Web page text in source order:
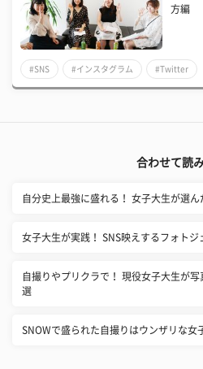
方編
#SNS #インスタグラム #Twitter
合わせて読
自分史上最強に盛れる！ 女子大生が選
女子大生が実践！ SNS映えするフォト
自撮りやプリクラで！ 現役女子大生が
選
SNOWで盛られた自撮りはウンザリな女